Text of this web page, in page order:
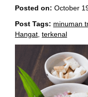
Posted on: October
Post Tags: minuman
Hangat, terkenal